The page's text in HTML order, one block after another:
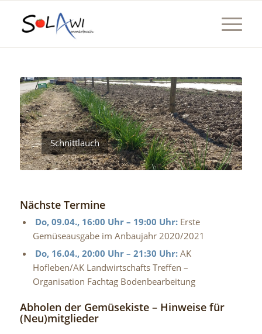
Schnittlauch
Nächste Termine
Do, 09.04., 16:00 Uhr – 19:00 Uhr:Erste
Gemüseausgabe im Anbaujahr 2020/2021
Do, 16.04., 20:00 Uhr – 21:30 Uhr:AK
Hofleben/AK Landwirtschafts Treffen –
Organisation Fachtag Bodenbearbeitung
Abholen der Gemüsekiste – Hinweise für
(Neu)mitglieder